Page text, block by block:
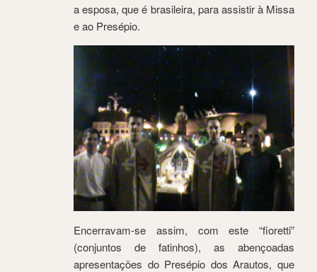
a esposa, que é brasileira, para assistir à Missa
e ao Presépio.
Encerravam-se assim, com este “fioretti”
(conjuntos de fatinhos), as abençoadas
apresentações do Presépio dos Arautos, que